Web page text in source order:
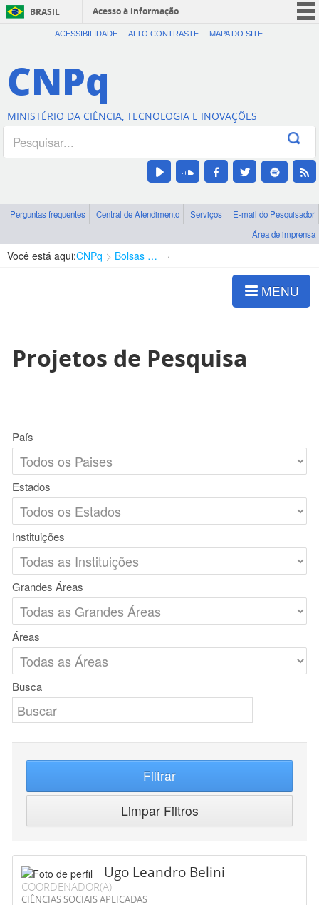
BRASIL
Acesso à informação
CORONAVÍRUS (COVID-19)
Canais
ACESSIBILIDADE ALTO CONTRASTE MAPA DO SITE
CNPq
MINISTÉRIO DA CIÊNCIA, TECNOLOGIA E INOVAÇÕES
Perguntas frequentes Central de Atendimento Serviços
E-mail do Pesquisador
Área de imprensa
Você está aqui:CNPq Bolsas e Auxílios Vigentes
MENU
Projetos de Pesquisa
País
Estados
Instituições
Grandes Áreas
Áreas
Busca
Filtrar
Limpar Filtros
Ugo Leandro Belini
COORDENADOR(A)
CIÊNCIAS SOCIAIS APLICADAS